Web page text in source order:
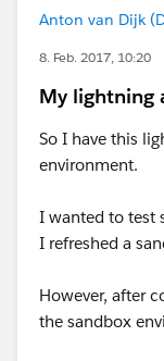
Anton van Dijk
8. Feb. 2017, 10:20
My lightning
So I have this
environment.
I wanted to test
I refreshed a
However, after
the sandbox